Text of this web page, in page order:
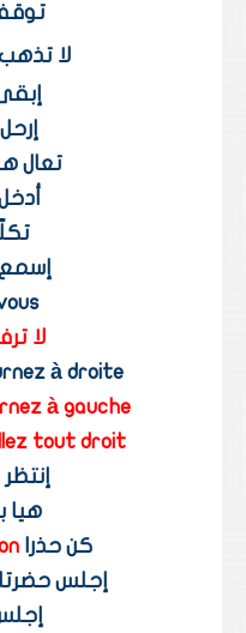
لا
تعال
إسمع
لا
à droite
à gauche
tout droit
إنتظر
هيا
كن حذرا